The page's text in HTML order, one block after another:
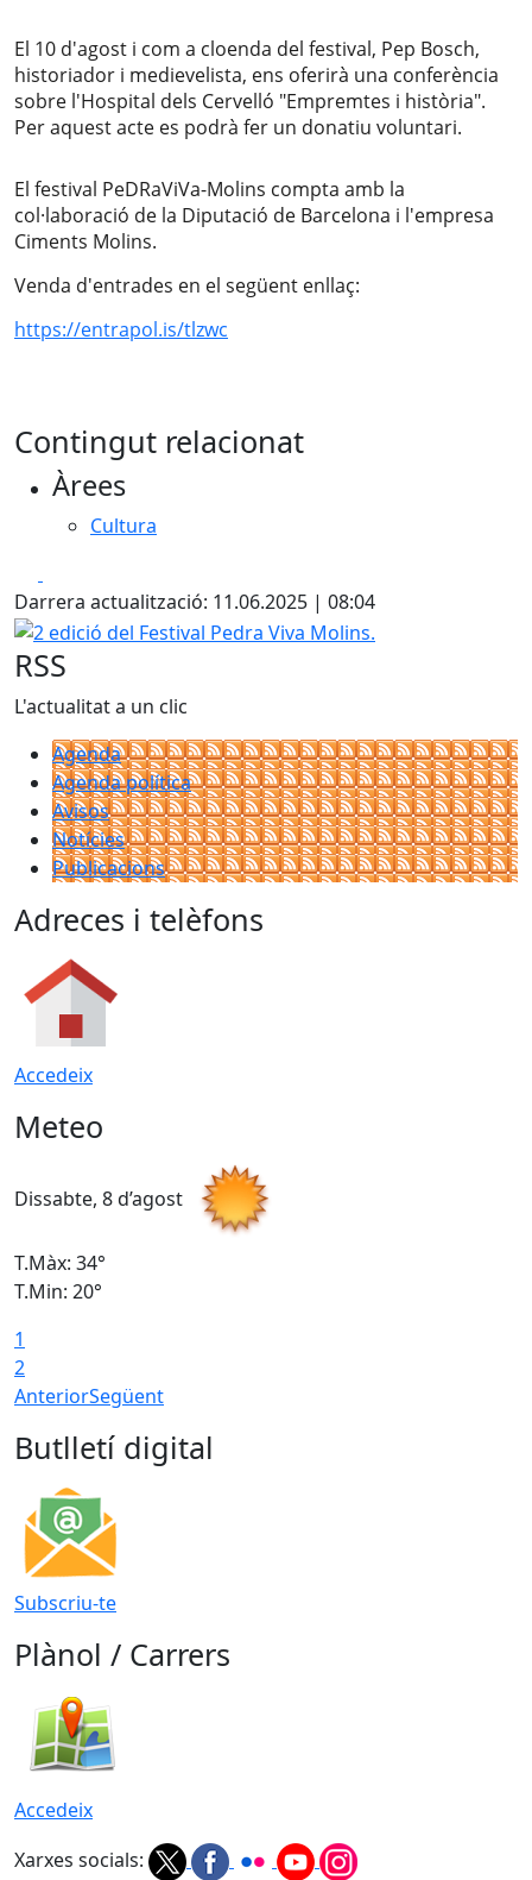
El 10 d'agost i com a cloenda del festival, Pep Bosch,
historiador i medievelista, ens oferirà una conferència
sobre l'Hospital dels Cervelló "Empremtes i història".
Per aquest acte es podrà fer un donatiu voluntari.
El festival PeDRaViVa-Molins compta amb la
col·laboració de la Diputació de Barcelona i l'empresa
Ciments Molins.
Venda d'entrades en el següent enllaç:
https://entrapol.is/tlzwc
Contingut relacionat
Àrees
Cultura
Darrera actualització: 11.06.2025 | 08:04
2 edició del Festival Pedra Viva Molins.
RSS
L'actualitat a un clic
Agenda
Agenda política
Avisos
Notícies
Publicacions
Adreces i telèfons
Accedeix
Meteo
Dissabte, 8 d’agost
T.Màx: 34°
T.Min: 20°
1
2
AnteriorSegüent
Butlletí digital
Subscriu-te
Plànol / Carrers
Accedeix
Xarxes socials: